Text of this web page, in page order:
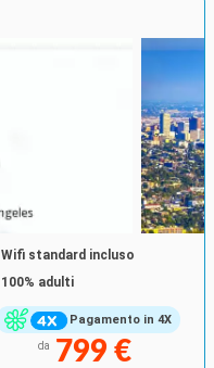
Pagamento in 4X
Wifi standard incluso
100% adulti
da 799 €